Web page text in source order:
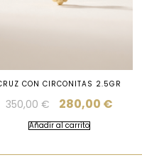
CON CIRCONITAS 2.5GR
350,00€ 280,00 €
Añadir al carrito